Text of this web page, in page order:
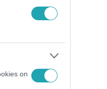
on
–